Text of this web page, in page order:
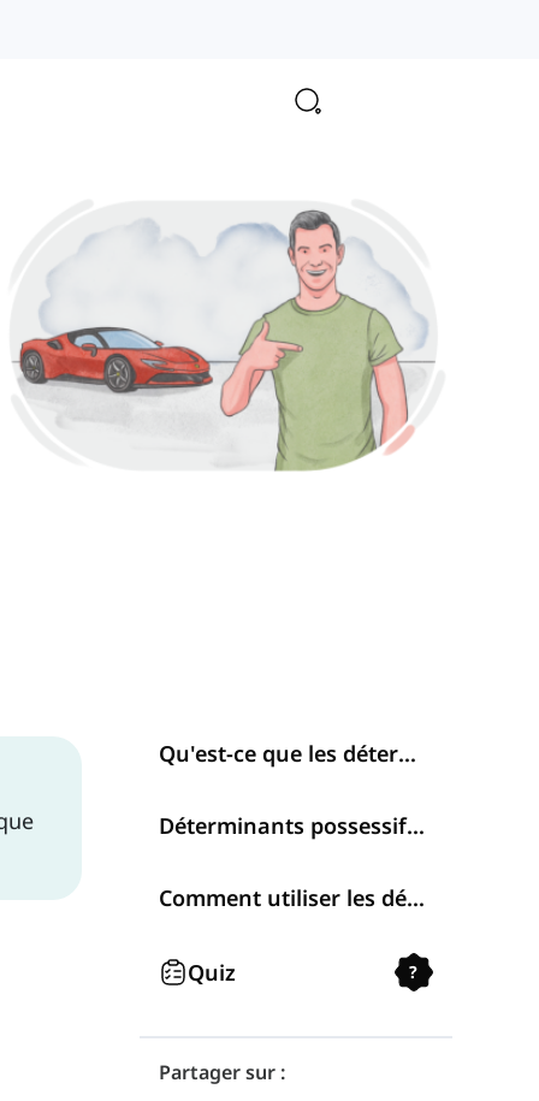
Qu'est-ce que les déterminants possessifs ?
Déterminants possessifs en anglais
Comment utiliser les déterminants possessifs
Quiz ?
Partager sur :